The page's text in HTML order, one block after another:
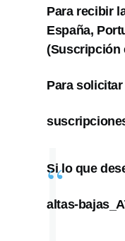
Para recibir
España,
(Suscripción
Para
Si lo que
altas-